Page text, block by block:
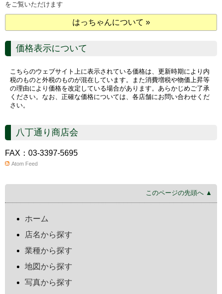
をご覧いただけます
はっちゃんについて »
価格表示について
こちらのウェブサイト上に表示されている価格は、更新時期により内
税のものと外税のものが混在しています。また消費増税や物価上昇等
の理由により価格を改定している場合があります。あらかじめご了承
ください。なお、正確な価格については、各店舗にお問い合わせくだ
さい。
八丁通り商店会
FAX：03-3397-5695
Atom Feed
このページの先頭へ ▲
ホーム
店名から探す
業種から探す
地図から探す
写真から探す